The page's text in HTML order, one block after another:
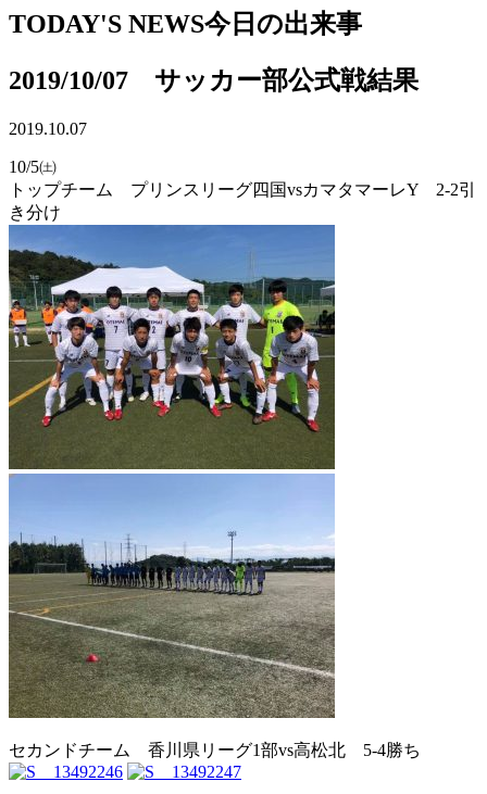
TODAY'S NEWS今日の出来事
2019/10/07 サッカー部公式戦結果
2019.10.07
10/5㈯
トップチーム プリンスリーグ四国vsカマタマーレY 2-2引
き分け
セカンドチーム 香川県リーグ1部vs高松北 5-4勝ち